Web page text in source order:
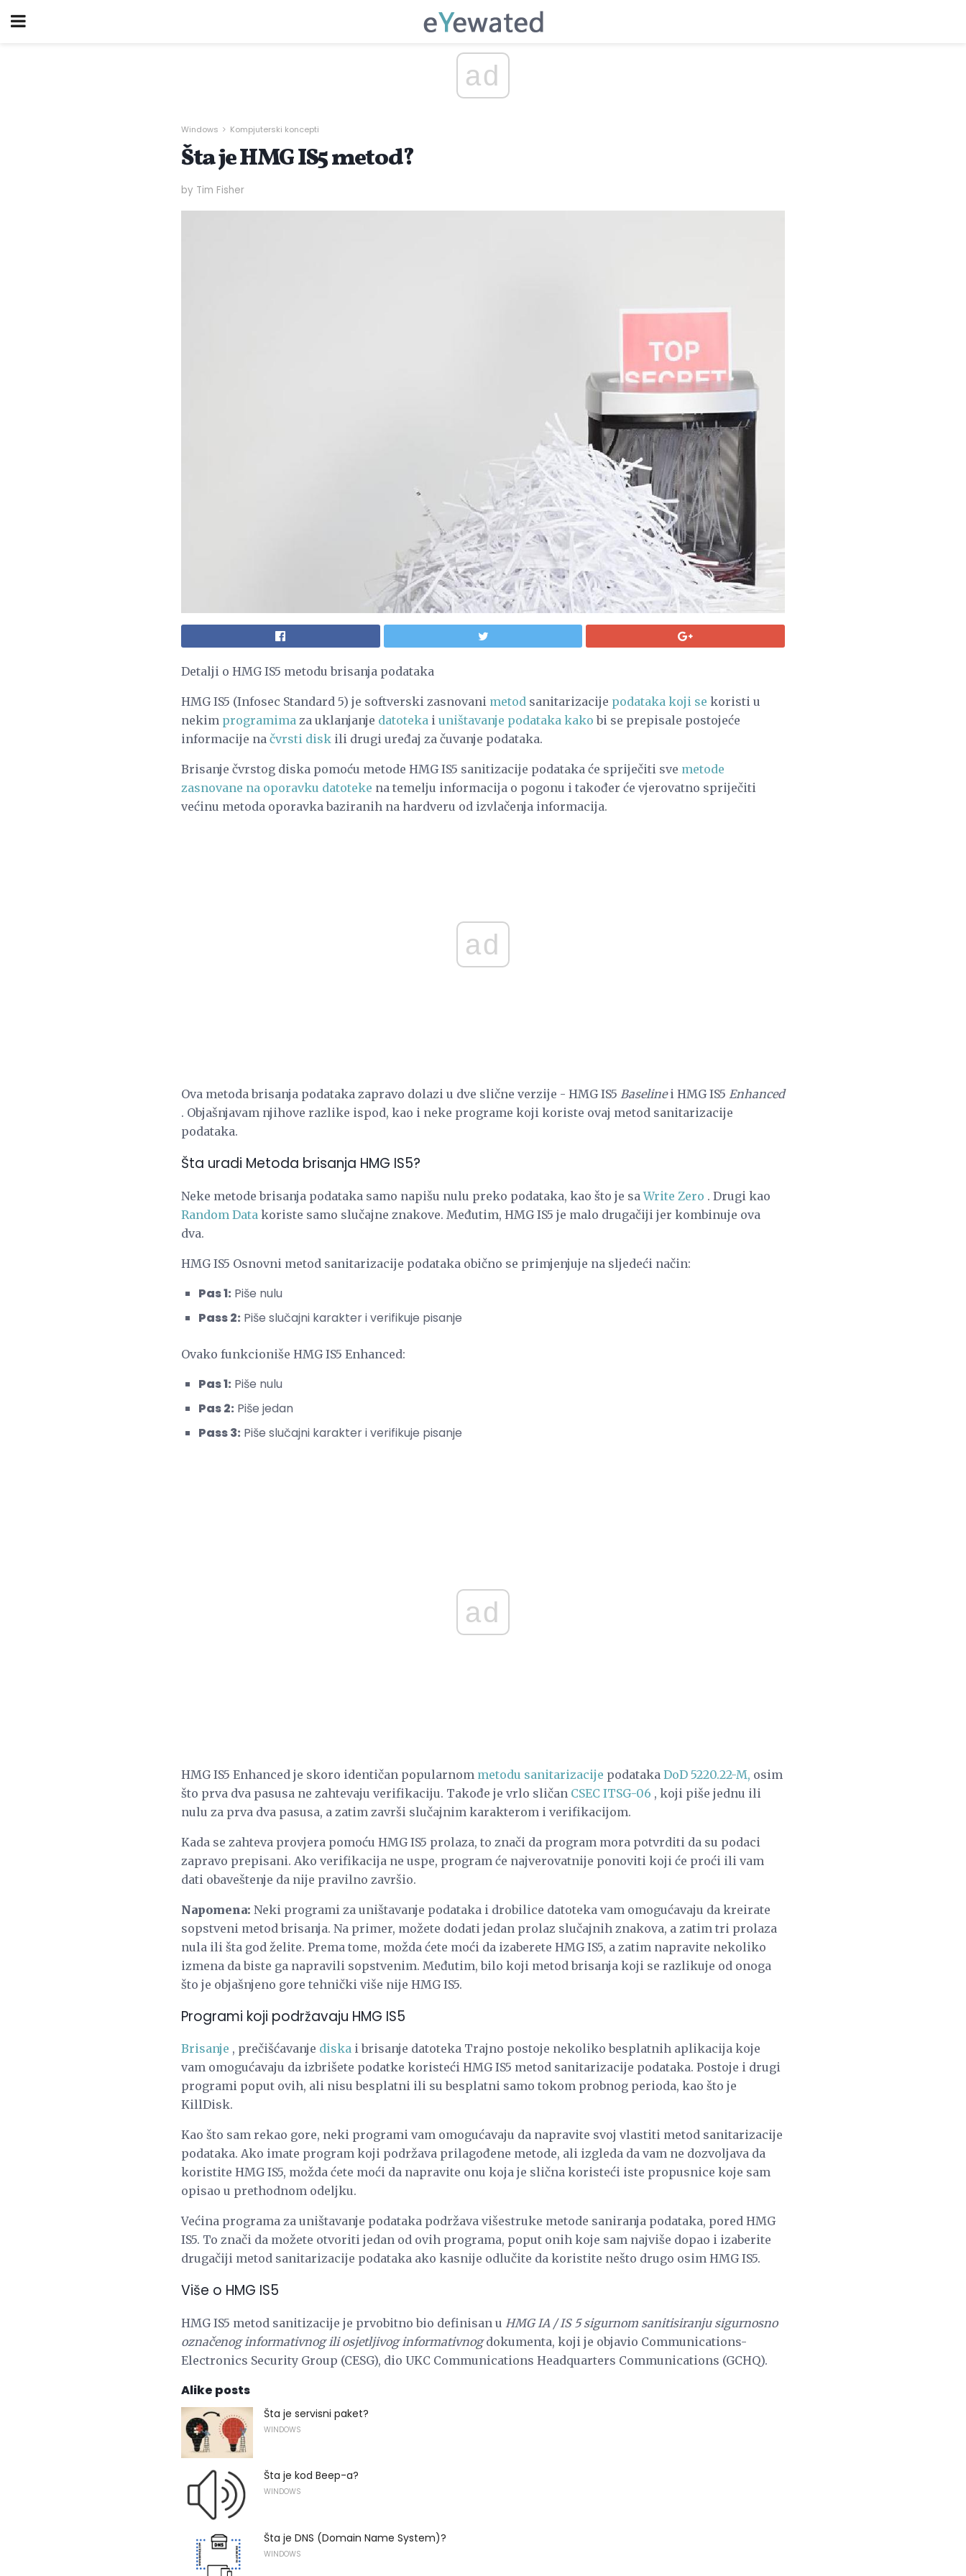
ad
Windows Kompjuterski koncepti
Šta je HMG IS5 metod?
by Tim Fisher
Detalji o HMG IS5 metodu brisanja podataka
HMG IS5 (Infosec Standard 5) je softverski zasnovani metod sanitarizacije podataka koji se koristi u
nekim programima za uklanjanje datoteka i uništavanje podataka kako bi se prepisale postojeće
informacije na čvrsti disk ili drugi uređaj za čuvanje podataka.
Brisanje čvrstog diska pomoću metode HMG IS5 sanitizacije podataka će spriječiti sve metode
zasnovane na oporavku datoteke na temelju informacija o pogonu i također će vjerovatno spriječiti
većinu metoda oporavka baziranih na hardveru od izvlačenja informacija.
ad
Ova metoda brisanja podataka zapravo dolazi u dve slične verzije - HMG IS5 Baselinei HMG IS5 Enhanced
. Objašnjavam njihove razlike ispod, kao i neke programe koji koriste ovaj metod sanitarizacije
podataka.
Šta uradi Metoda brisanja HMG IS5?
Neke metode brisanja podataka samo napišu nulu preko podataka, kao što je saWrite Zero . Drugi kao
Random Data koriste samo slučajne znakove. Međutim, HMG IS5 je malo drugačiji jer kombinuje ova
dva.
HMG IS5 Osnovni metod sanitarizacije podataka obično se primjenjuje na sljedeći način:
Pas 1: Piše nulu
Pass 2: Piše slučajni karakter i verifikuje pisanje
Ovako funkcioniše HMG IS5 Enhanced:
Pas 1: Piše nulu
Pas 2: Piše jedan
Pass 3: Piše slučajni karakter i verifikuje pisanje
ad
HMG IS5 Enhanced je skoro identičan popularnom metodu sanitarizacije podataka DoD 5220.22-M, osim
što prva dva pasusa ne zahtevaju verifikaciju. Takođe je vrlo sličan CSEC ITSG-06 , koji piše jednu ili
nulu za prva dva pasusa, a zatim završi slučajnim karakterom i verifikacijom.
Kada se zahteva provjera pomoću HMG IS5 prolaza, to znači da program mora potvrditi da su podaci
zapravo prepisani. Ako verifikacija ne uspe, program će najverovatnije ponoviti koji će proći ili vam
dati obaveštenje da nije pravilno završio.
Napomena: Neki programi za uništavanje podataka i drobilice datoteka vam omogućavaju da kreirate
sopstveni metod brisanja. Na primer, možete dodati jedan prolaz slučajnih znakova, a zatim tri prolaza
nula ili šta god želite. Prema tome, možda ćete moći da izaberete HMG IS5, a zatim napravite nekoliko
izmena da biste ga napravili sopstvenim. Međutim, bilo koji metod brisanja koji se razlikuje od onoga
što je objašnjeno gore tehnički više nije HMG IS5.
Programi koji podržavaju HMG IS5
Brisanje , prečišćavanje diska i brisanje datoteka Trajno postoje nekoliko besplatnih aplikacija koje
vam omogućavaju da izbrišete podatke koristeći HMG IS5 metod sanitarizacije podataka. Postoje i drugi
programi poput ovih, ali nisu besplatni ili su besplatni samo tokom probnog perioda, kao što je
KillDisk.
Kao što sam rekao gore, neki programi vam omogućavaju da napravite svoj vlastiti metod sanitarizacije
podataka. Ako imate program koji podržava prilagođene metode, ali izgleda da vam ne dozvoljava da
koristite HMG IS5, možda ćete moći da napravite onu koja je slična koristeći iste propusnice koje sam
opisao u prethodnom odeljku.
Većina programa za uništavanje podataka podržava višestruke metode saniranja podataka, pored HMG
IS5. To znači da možete otvoriti jedan od ovih programa, poput onih koje sam najviše dopao i izaberite
drugačiji metod sanitarizacije podataka ako kasnije odlučite da koristite nešto drugo osim HMG IS5.
Više o HMG IS5
HMG IS5 metod sanitizacije je prvobitno bio definisan u HMG IA / IS 5 sigurnom sanitisiranju sigurnosno
označenog informativnog ili osjetljivog informativnogdokumenta, koji je objavio Communications-
Electronics Security Group (CESG), dio UKC Communications Headquarters Communications (GCHQ).
Alike posts
Šta je servisni paket?
WINDOWS
Šta je kod Beep-a?
WINDOWS
Šta je DNS (Domain Name System)?
WINDOWS